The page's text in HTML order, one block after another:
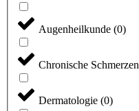
Augenheilkunde (0)
Chronische Schmerzen
Dermatologie (0)